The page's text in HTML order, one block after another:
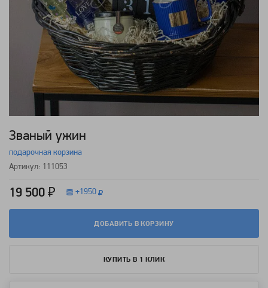
Званый ужин
подарочная корзина
Артикул: 111053
19 500 ₽ +1950
ДОБАВИТЬ В КОРЗИНУ
КУПИТЬ В 1 КЛИК